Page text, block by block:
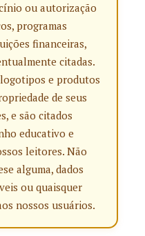
ou autorização
programas
financeiras,
citadas.
logotipos e produtos
de seus
e são citados
educativo e
leitores. Não
alguma, dados
ou quaisquer
nossos usuários.